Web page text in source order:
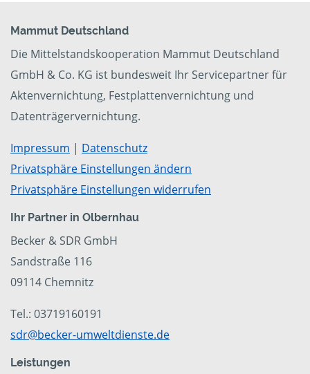
Mammut Deutschland
Die Mittelstandskooperation Mammut Deutschland
GmbH & Co. KG ist bundesweit Ihr Servicepartner für
Aktenvernichtung, Festplattenvernichtung und
Datenträgervernichtung.
Impressum | Datenschutz
Privatsphäre Einstellungen ändern
Privatsphäre Einstellungen widerrufen
Ihr Partner in Olbernhau
Becker & SDR GmbH
Sandstraße 116
09114 Chemnitz
Tel.: 03719160191
sdr@becker-umweltdienste.de
Leistungen